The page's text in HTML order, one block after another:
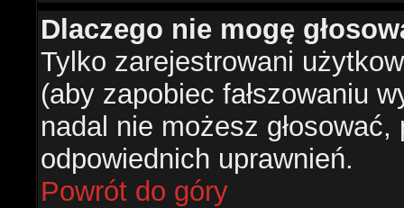
Dlaczego nie mogę
Tylko zarejestrowani
(aby zapobiec fałszowaniu
nadal nie możesz
odpowiednich uprawnień.
Powrót do góry